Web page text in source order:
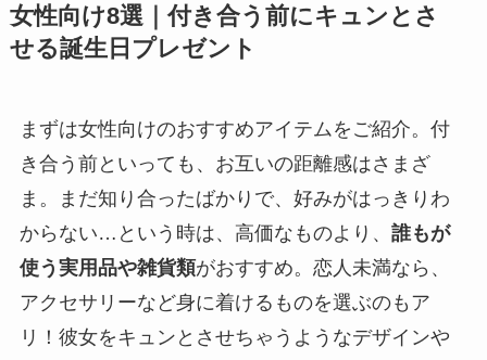
女性向け8選｜付き合う前にキュンとさ
せる誕生日プレゼント
まずは女性向けのおすすめアイテムをご紹介。付
き合う前といっても、お互いの距離感はさまざ
ま。まだ知り合ったばかりで、好みがはっきりわ
からない…という時は、高価なものより、 誰もが
使う実用品や雑貨類がおすすめ。恋人未満なら、
アクセサリーなど身に着けるものを選ぶのもア
リ！彼女をキュンとさせちゃうようなデザインや